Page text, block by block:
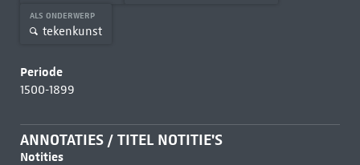
ALS ONDERWERP
tekenkunst
Periode
1500-1899
ANNOTATIES / TITEL NOTITIE'S
Notities